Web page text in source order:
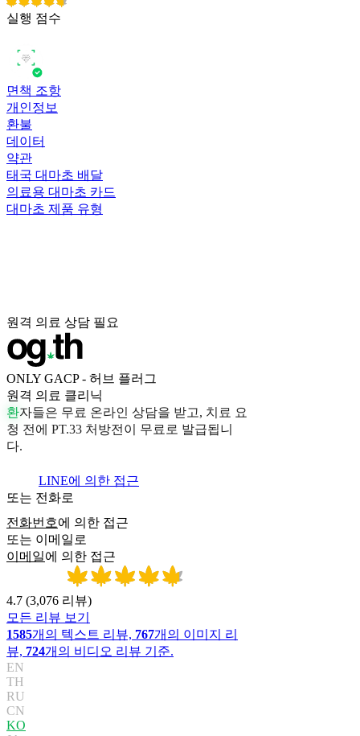
실행 점수
면책 조항
개인정보
환불
데이터
약관
태국 대마초 배달
의료용 대마초 카드
대마초 제품 유형
원격 의료 상담 필요
ONLY GACP - 허브 플러그
원격 의료 클리닉
환자들은 무 료 온라인 상담을 받고, 치 료 요
청 전 에 PT.33 처 방전 이 무 료 로 발급됩니
다.
LINE에 의한 접근
또는 전화로
전화번호에 의한 접근
또는 이메일로
이메일에 의한 접근
4.7 (3,076 리뷰)
모든 리뷰 보기
1585개의 텍스트 리뷰, 767개의 이미지 리
뷰, 724개의 비디오 리뷰 기준.
EN
TH
RU
CN
KO